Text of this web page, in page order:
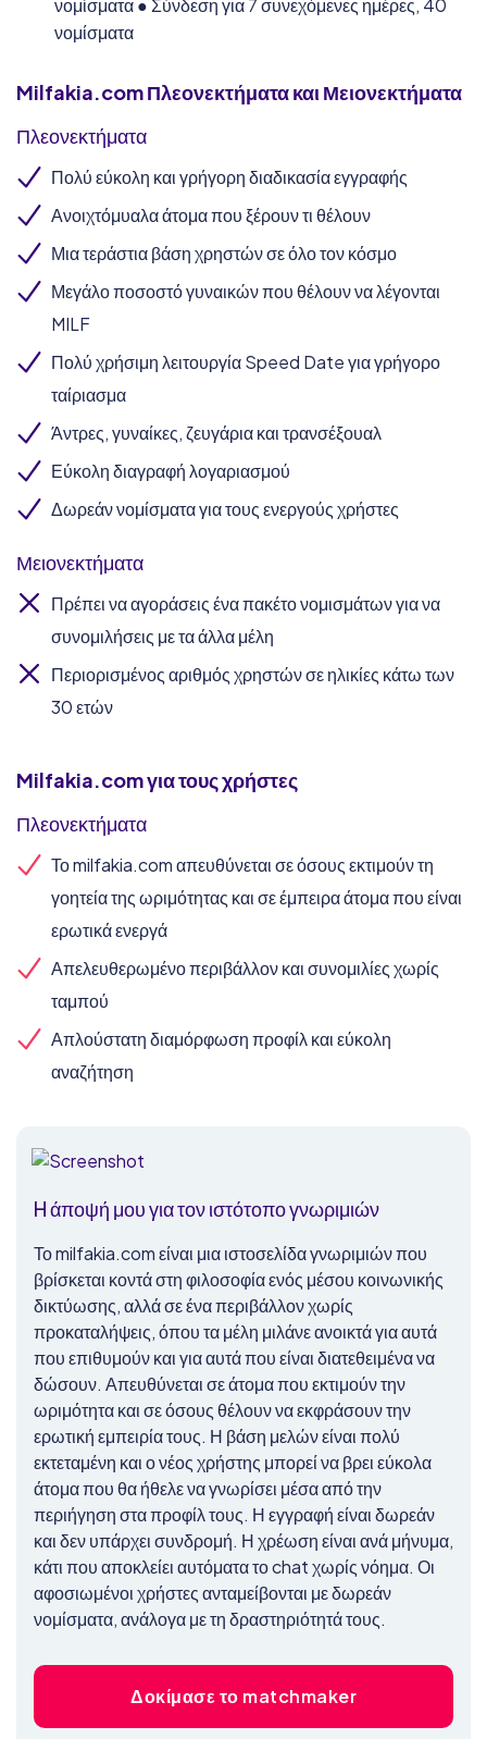
νομίσματα ● Σύνδεση για 7 συνεχόμενες ημέρες, 40
νομίσματα
Milfakia.comΠλεονεκτήματα και Μειονεκτήματα
Πλεονεκτήματα
Πολύ εύκολη και γρήγορη διαδικασία εγγραφής
Ανοιχτόμυαλα άτομα που ξέρουν τι θέλουν
Μια τεράστια βάση χρηστών σε όλο τον κόσμο
Μεγάλο ποσοστό γυναικών που θέλουν να λέγονται
MILF
Πολύ χρήσιμη λειτουργία Speed Date για γρήγορο
ταίριασμα
Άντρες, γυναίκες, ζευγάρια και τρανσέξουαλ
Εύκολη διαγραφή λογαριασμού
Δωρεάν νομίσματα για τους ενεργούς χρήστες
Μειονεκτήματα
Πρέπει να αγοράσεις ένα πακέτο νομισμάτων για να
συνομιλήσεις με τα άλλα μέλη
Περιορισμένος αριθμός χρηστών σε ηλικίες κάτω των
30 ετών
Milfakia.comγια τους χρήστες
Πλεονεκτήματα
Το milfakia.com απευθύνεται σε όσους εκτιμούν τη
γοητεία της ωριμότητας και σε έμπειρα άτομα που είναι
ερωτικά ενεργά
Απελευθερωμένο περιβάλλον και συνομιλίες χωρίς
ταμπού
Απλούστατη διαμόρφωση προφίλ και εύκολη
αναζήτηση
H άποψή μου για τον ιστότοπο γνωριμιών
Το milfakia.com είναι μια ιστοσελίδα γνωριμιών που
βρίσκεται κοντά στη φιλοσοφία ενός μέσου κοινωνικής
δικτύωσης, αλλά σε ένα περιβάλλον χωρίς
προκαταλήψεις, όπου τα μέλη μιλάνε ανοικτά για αυτά
που επιθυμούν και για αυτά που είναι διατεθειμένα να
δώσουν. Απευθύνεται σε άτομα που εκτιμούν την
ωριμότητα και σε όσους θέλουν να εκφράσουν την
ερωτική εμπειρία τους. Η βάση μελών είναι πολύ
εκτεταμένη και ο νέος χρήστης μπορεί να βρει εύκολα
άτομα που θα ήθελε να γνωρίσει μέσα από την
περιήγηση στα προφίλ τους. Η εγγραφή είναι δωρεάν
και δεν υπάρχει συνδρομή. Η χρέωση είναι ανά μήνυμα,
κάτι που αποκλείει αυτόματα το chat χωρίς νόημα. Οι
αφοσιωμένοι χρήστες ανταμείβονται με δωρεάν
νομίσματα, ανάλογα με τη δραστηριότητά τους.
Δοκίμασε το matchmaker